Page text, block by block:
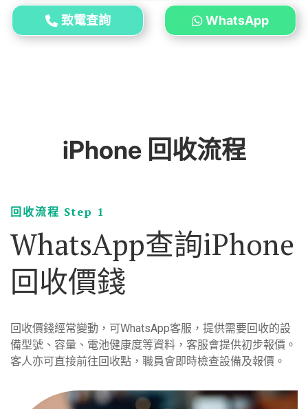
致電查詢 WhatsApp
iPhone 回收流程
回收流程 Step 1
WhatsApp查詢iPhone
回收價錢
回收價錢經常變動，可WhatsApp客服，提供需要回收的設
備型號、容量、電池健康度等資料，客服會提供初步報價。
客人亦可直接前往回收點，職員會即時檢查設備及報價。